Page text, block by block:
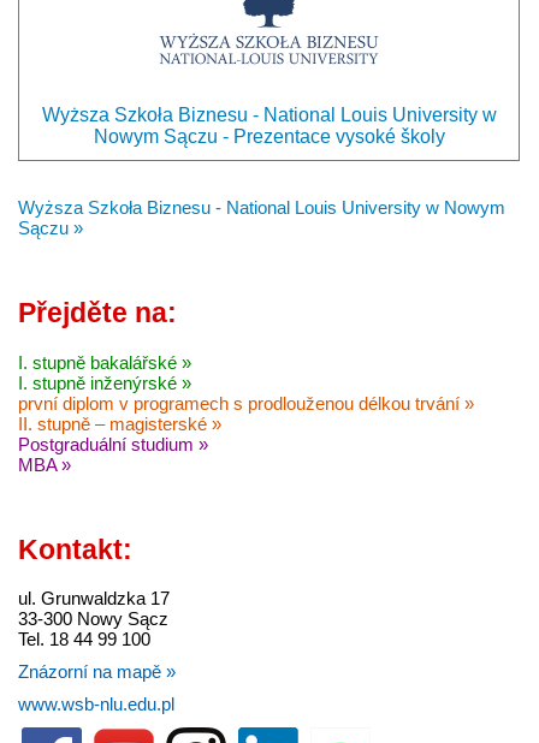
Wyższa Szkoła Biznesu - National Louis University w
Nowym Sączu - Prezentace vysoké školy
Wyższa Szkoła Biznesu - National Louis University w Nowym
Sączu »
Přejděte na:
I. stupně bakalářské »
I. stupně inženýrské »
první diplom v programech s prodlouženou délkou trvání »
II. stupně – magisterské »
Postgraduální studium »
MBA »
Kontakt:
ul. Grunwaldzka 17
33-300 Nowy Sącz
Tel. 18 44 99 100
Znázorní na mapě »
www.wsb-nlu.edu.pl